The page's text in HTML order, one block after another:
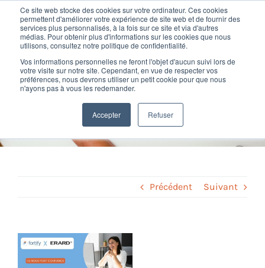
Ce site web stocke des cookies sur votre ordinateur. Ces cookies
permettent d'améliorer votre expérience de site web et de fournir des
services plus personnalisés, à la fois sur ce site et via d'autres
médias. Pour obtenir plus d'informations sur les cookies que nous
utilisons, consultez notre politique de confidentialité.
Vos informations personnelles ne feront l'objet d'aucun suivi lors de
votre visite sur notre site. Cependant, en vue de respecter vos
préférences, nous devrons utiliser un petit cookie pour que nous
n'ayons pas à vous les redemander.
Accepter Refuser
Passer
contenu
Nos offres
Formation
Nos clients
Fortify
Support
Formation Silae Paie : retour
d’expérience d’Erard
Actualité Fortify»Formation Silae Paie : retour d’expérience
d’Erard
Précédent Suivant
Voir
l'image
agrandie